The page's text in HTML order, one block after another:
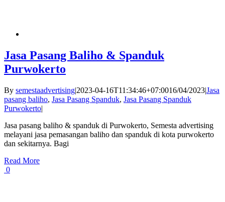
Jasa Pasang Baliho & Spanduk
Purwokerto
By semestaadvertising|2023-04-16T11:34:46+07:0016/04/2023|Jasa
pasang baliho, Jasa Pasang Spanduk, Jasa Pasang Spanduk
Purwokerto|
Jasa pasang baliho & spanduk di Purwokerto, Semesta advertising
melayani jasa pemasangan baliho dan spanduk di kota purwokerto
dan sekitarnya. Bagi
Read More
0